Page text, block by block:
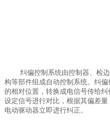
纠偏控制系统由控制器、检
构等部件组成自动控制系统。纠
的相对位置，转换成电信号传给
设定信号进行对比，根据其偏差
电动驱动器立即进行纠正。